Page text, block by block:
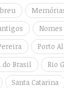
Porto
Brasil
Rio
Santa Catarina